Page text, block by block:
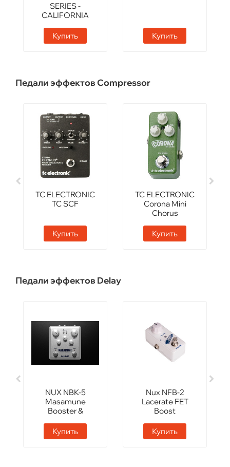
SERIES -
CALIFORNIA
Купить Купить
Педали эффектов Compressor
TC ELECTRONIC
TC SCF
Купить
TC ELECTRONIC
Corona Mini
Chorus
Купить
Педали эффектов Delay
NUX NBK-5
Masamune
Booster &
Купить
Nux NFB-2
Lacerate FET
Boost
Купить